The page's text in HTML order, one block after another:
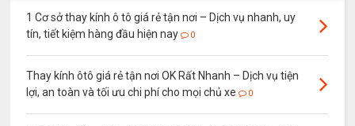
1 Cơ sở thay kính ô tô giá rẻ tận nơi – Dịch vụ nhanh, uy
tín, tiết kiệm hàng đầu hiện nay
0
Thay kính ôtô giá rẻ tận nơi OK Rất Nhanh – Dịch vụ tiện
lợi, an toàn và tối ưu chi phí cho mọi chủ xe
0